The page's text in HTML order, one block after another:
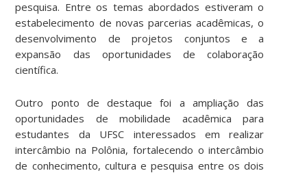
pesquisa. Entre os temas abordados estiveram o
estabelecimento de novas parcerias acadêmicas, o
desenvolvimento de projetos conjuntos e a
expansão das oportunidades de colaboração
científica.
Outro ponto de destaque foi a ampliação das
oportunidades de mobilidade acadêmica para
estudantes da UFSC interessados em realizar
intercâmbio na Polônia, fortalecendo o intercâmbio
de conhecimento, cultura e pesquisa entre os dois